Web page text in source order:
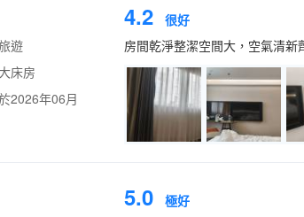
遊
床房
2026年06月
4.2 很好
房間乾淨整潔空間大，空氣清
5.0 極好